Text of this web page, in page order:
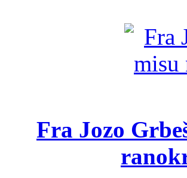
Fra Jozo